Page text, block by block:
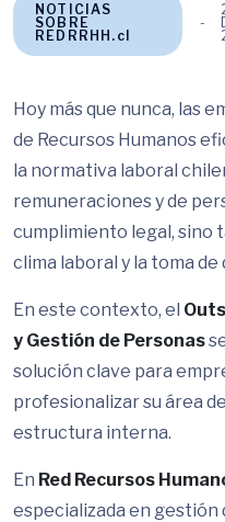
NOTICIAS
SOBRE
REDRRHH.cl
Hoy más que nunca, las
de Recursos Humanos
la normativa laboral
remuneraciones y de
cumplimiento legal, sino
clima laboral y la toma
En este contexto, el
y Gestión de Personas
solución clave para
profesionalizar su área
estructura interna.
En Red Recursos
especializada en gestión